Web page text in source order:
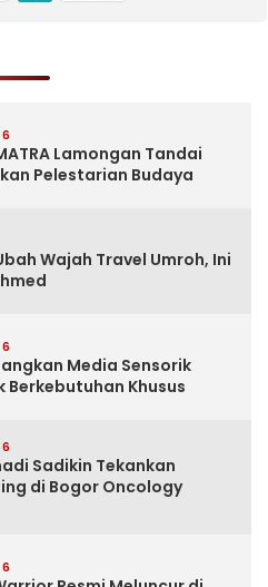
Lamongan Tandai
Pelestarian Budaya
Wajah Travel Umroh, Ini
Media Sensorik
Berkebutuhan Khusus
Sadikin Tekankan
di Bogor Oncology